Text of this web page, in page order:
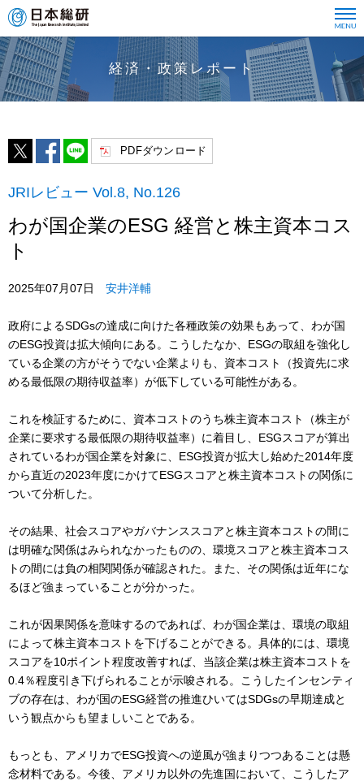
経済・政策レポート
PDFダウンロード
JRIレビュー Vol.8, No.126
わが国企業のESG 経営と株主資本コス
ト
2025年07月07日 安井洋輔
政府によるSDGsの達成に向けた各種政策の効果もあって、わが国
のESG投資は拡大傾向にある。こうしたなか、ESGの取組を強化し
ている企業の方がそうでない企業よりも、資本コスト（投資先に求
める最低限の期待収益率）が低下している可能性がある。
これを検証するために、資本コストのうち株主資本コスト（株主が
企業に要求する最低限の期待収益率）に着目し、ESGスコアが算出
されているわが国企業を対象に、ESG投資が拡大し始めた2014年度
から直近の2023年度にかけてESGスコアと株主資本コストの関係に
ついて分析した。
その結果、社会スコアやガバナンススコアと株主資本コストの間に
は明確な関係はみられなかったものの、環境スコアと株主資本コス
トの間には負の相関関係が確認された。また、その関係は近年にな
るほど強まっていることが分かった。
これが因果関係を意味するのであれば、わが国企業は、環境の取組
によって株主資本コストを下げることができる。具体的には、環境
スコアを10ポイント程度改善すれば、当該企業は株主資本コストを
0.4％程度引き下げられることが示唆される。こうしたインセンティ
ブの存在は、わが国のESG経営の推進ひいてはSDGsの早期達成と
いう観点からも望ましいことである。
もっとも、アメリカでESG投資への逆風が強まりつつあることは懸
念材料である。今後、アメリカ以外の先進国において、こうしたア